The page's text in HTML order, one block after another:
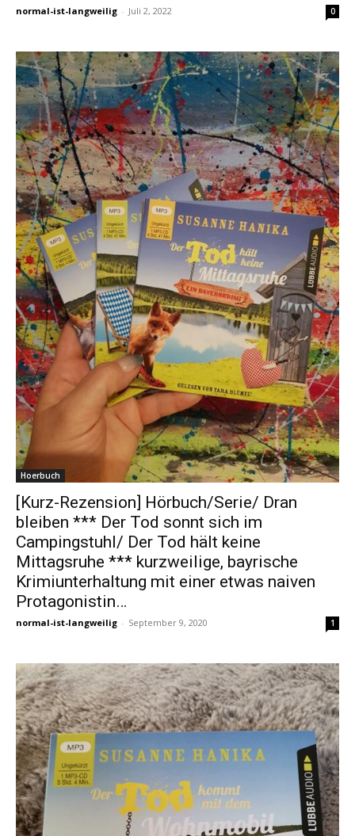
normal-ist-langweilig - Juli 2, 2022 0
Hoerbuch
[Kurz-Rezension] Hörbuch/Serie/ Dran
bleiben *** Der Tod sonnt sich im
Campingstuhl/ Der Tod hält keine
Mittagsruhe *** kurzweilige, bayrische
Krimiunterhaltung mit einer etwas naiven
Protagonistin…
normal-ist-langweilig - September 9, 2020 1